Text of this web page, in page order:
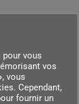
pour vous
vos
, vous
Cependant,
fournir un